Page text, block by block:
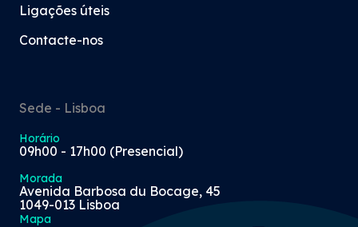
Ligações úteis
Contacte-nos
Sede - Lisboa
Horário
09h00 - 17h00 (Presencial)
Morada
Avenida Barbosa du Bocage, 45
1049-013 Lisboa
Mapa